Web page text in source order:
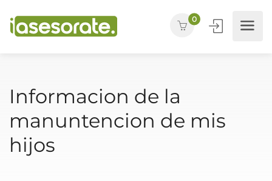
0
Informacion de la
manuntencion de mis
hijos